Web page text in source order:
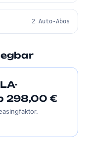
2 Auto-Abos
298,00 €